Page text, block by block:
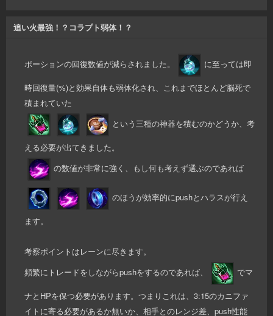
追い火最強！？コラプト弱体！？
ポーションの回復数値が減らされました。 に至っては即
時回復量(%)と効果自体も弱体化され、これまでほとんど脳死で
積まれていた
という三種の神器を積むのかどうか、考
える必要が出てきました。
の数値が非常に強く、もし何も考えず選ぶのであれば
のほうが効率的にpushとハラスが行え
ます。
考察ポイントはレーンに尽きます。
頻繁にトレードをしながらpushをするのであれば、
でマ
ナとHPを保つ必要があります。つまりこれは、3:15のカニファ
イトに寄る必要があるか無いか、相手とのレンジ差、push性能